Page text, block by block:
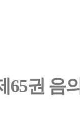
65권 음의